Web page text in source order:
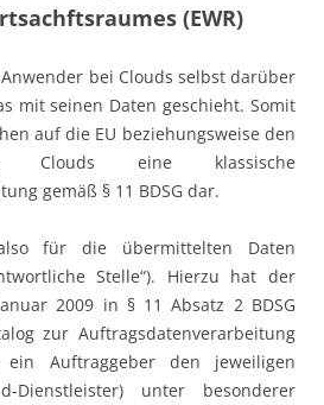
(EWR)
bei Clouds selbst darüber
mit seinen Daten geschieht. Somit
auf die EU beziehungsweise den
Clouds eine klassische
gemäß § 11 BDSG dar.
für die übermittelten Daten
Stelle“). Hierzu hat der
2009 in § 11 Absatz 2 BDSG
zur Auftragsdatenverarbeitung
ein Auftraggeber den jeweiligen
Dienstleister) unter besonderer